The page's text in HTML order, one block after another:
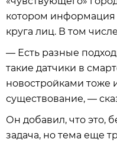
котором информация
круга лиц. В том
— Есть разные
такие датчики в
новостройками тоже
существование, —
Он добавил, что это,
задача, но тема еще